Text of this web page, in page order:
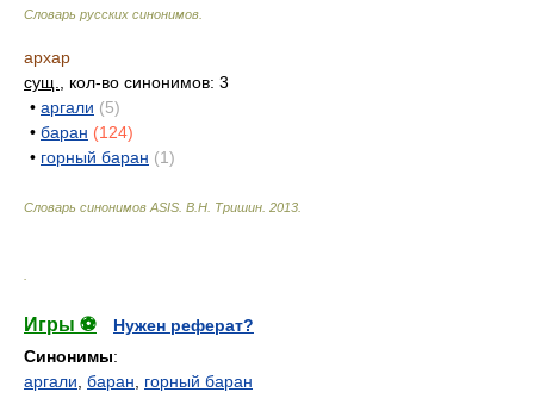
Словарь русских синонимов
архар
сущ.
, кол-во синонимов: 3
• аргали (5)
• баран (124)
• горный баран (1)
Словарь синонимов ASIS. В.Н. Тришин 2013
Игры ⚽
Нужен реферат?
Синонимы:
аргали баран горный баран